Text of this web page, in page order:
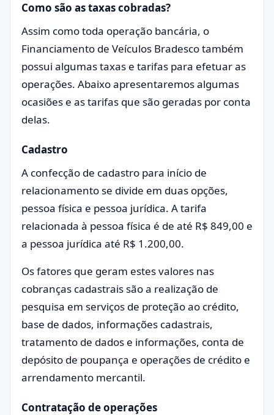
Como são as taxas cobradas?
Assim como toda operação bancária, o
Financiamento de Veículos Bradesco também
possui algumas taxas e tarifas para efetuar as
operações. Abaixo apresentaremos algumas
ocasiões e as tarifas que são geradas por conta
delas.
Cadastro
A confecção de cadastro para início de
relacionamento se divide em duas opções,
pessoa física e pessoa jurídica. A tarifa
relacionada à pessoa física é de até R$ 849,00 e
a pessoa jurídica até R$ 1.200,00.
Os fatores que geram estes valores nas
cobranças cadastrais são a realização de
pesquisa em serviços de proteção ao crédito,
base de dados, informações cadastrais,
tratamento de dados e informações, conta de
depósito de poupança e operações de crédito e
arrendamento mercantil.
Contratação de operações